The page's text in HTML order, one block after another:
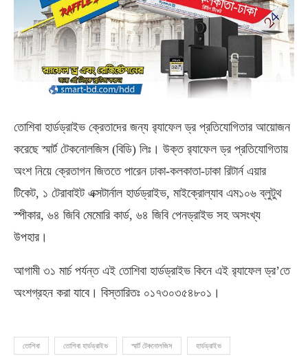
তোশিবা হার্ডড্রাইভ ক্রেতাদের জন্য র‌্যাফেল ড্র প্রতিযোগিতার আয়োজন
করেছে স্মার্ট টেকনোলজিস (বিডি) লিঃ। উক্ত র‌্যাফেল ড্র প্রতিযোগিতায়
অংশ নিয়ে ক্রেতাগন জিততে পারেন ঢাকা-কলকাতা-ঢাকা রিটার্ন এয়ার
টিকেট, ১ টেরাবাইট এক্সটার্নাল হার্ডড্রাইভ, মাইক্রোল্যাব এম১০৬ ব্লুটুথ
স্পীকার, ৬৪ জিবি মেমোরি কার্ড, ৬৪ জিবি পেনড্রাইভ সহ অসংখ্য
উপহার।
আগামী ৩১ মার্চ পর্যন্ত এই তোশিবা হার্ডড্রাইভ কিনে এই র‌্যাফেল ড্র’তে
অংশগ্রহন করা যাবে। বিস্তারিতঃ ০১৭৩০৩৫৪৮০১।
তোশিবা তোশিবা হার্ডড্রাইভ স্মার্ট টেকনোলজিস হার্ডড্রাইভ